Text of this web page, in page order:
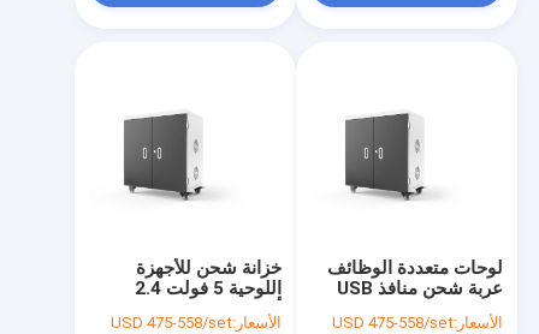
خزانة شحن للأجهزة
اللوحية 5 فولت 2.4
أمبير، 36 منفذ USB
الأسعار:USD 475-558/set
لوحات متعددة الوظائف
عربة شحن منافذ USB
عربة شحن
الأسعار:USD 475-558/set